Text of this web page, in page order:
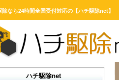
除なら24時間全国受付対応の【ハチ駆除net】
ハチ駆除net